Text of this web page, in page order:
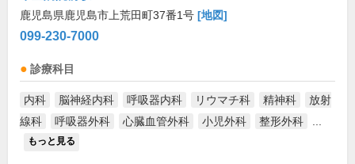
鹿児島県鹿児島市上荒田町37番1号 [地図]
099-230-7000
診療科目
内科 脳神経内科 呼吸器内科 リウマチ科 精神科
放射
線科
呼吸器外科 心臓血管外科 小児外科 整形外科
もっと見る